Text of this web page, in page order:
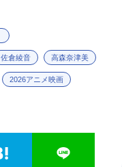
佐倉綾音 高森奈津美
2026アニメ映画